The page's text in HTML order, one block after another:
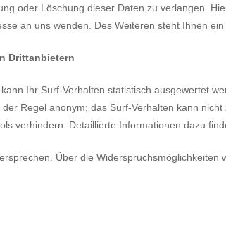
oder Löschung dieser Daten zu verlangen.
an uns wenden. Des Weiteren steht Ihnen
Drittanbietern
Ihr Surf-Verhalten statistisch ausgewertet
Regel anonym; das Surf-Verhalten kann
verhindern. Detaillierte Informationen dazu
Über die